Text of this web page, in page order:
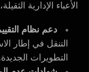
الأعباء الإدارية
دعم نظام
التنقل في إطار
التطويرات